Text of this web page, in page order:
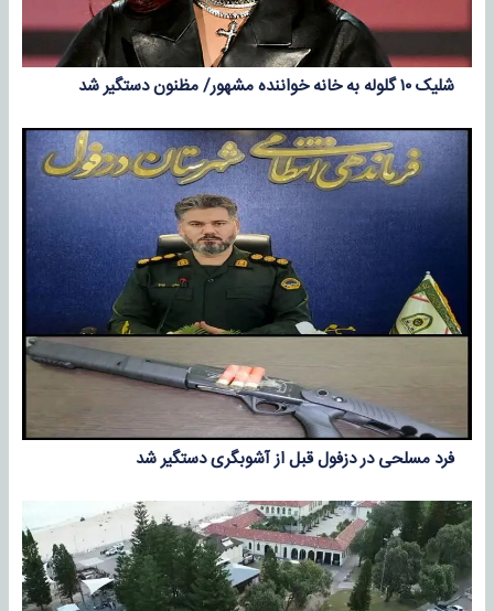
شلیک ۱۰ گلوله به خانه خواننده مشهور/ مظنون دستگیر شد
فرد مسلحی در دزفول قبل از آشوبگری دستگیر شد